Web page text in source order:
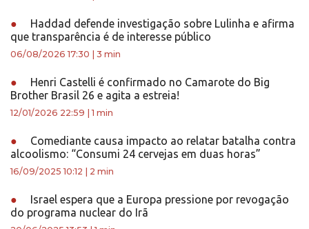
●
Haddad defende investigação sobre Lulinha e afirma
que transparência é de interesse público
06/08/2026 17:30 3 min
●
Henri Castelli é confirmado no Camarote do Big
Brother Brasil 26 e agita a estreia!
12/01/2026 22:59 |1 min
●
Comediante causa impacto ao relatar batalha contra
alcoolismo: “Consumi 24 cervejas em duas horas”
16/09/2025 10:12 2 min
●
Israel espera que a Europa pressione por revogação
do programa nuclear do Irã